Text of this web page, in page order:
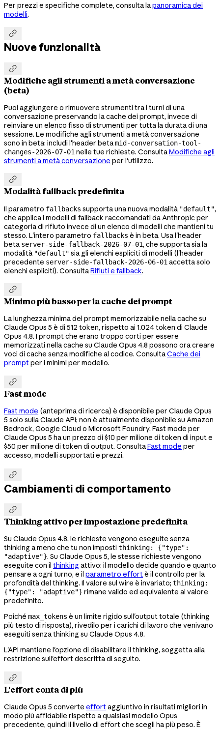
Per prezzi e specifiche complete, consulta lapanoramica dei
modelli.

Nuove funzionalità

Modifiche agli strumenti a metà conversazione
(beta)
Puoi aggiungere o rimuovere strumenti tra i turni di una
conversazione preservando la cache dei prompt, invece di
reinviare un elenco fisso di strumenti per tutta la durata di una
sessione. Le modifiche agli strumenti a metà conversazione
sono in beta: includi l'header betamid-conversation-tool-
changes-2026-07-01 nelle tue richieste. ConsultaModifiche agli
strumenti a metà conversazione per l'utilizzo.

Modalità fallback predefinita
Il parametro fallbacks supporta una nuova modalità "default",
che applica i modelli di fallback raccomandati da Anthropic per
categoria di rifiuto invece di un elenco di modelli che mantieni tu
stesso. L'intero parametro fallbacks è in beta. Usa l'header
beta server-side-fallback-2026-07-01, che supporta sia la
modalità "default" sia gli elenchi espliciti di modelli (l'header
precedente server-side-fallback-2026-06-01 accetta solo
elenchi espliciti). ConsultaRifiuti e fallback.

Minimo più basso per la cache dei prompt
La lunghezza minima del prompt memorizzabile nella cache su
Claude Opus 5 è di 512 token, rispetto ai 1.024 token di Claude
Opus 4.8. I prompt che erano troppo corti per essere
memorizzati nella cache su Claude Opus 4.8 possono ora creare
voci di cache senza modifiche al codice. ConsultaCache dei
promptper i minimi per modello.

Fast mode
Fast mode (anteprima di ricerca) è disponibile per Claude Opus
5 solo sulla Claude API; non è attualmente disponibile su Amazon
Bedrock, Google Cloud o Microsoft Foundry. Fast mode per
Claude Opus 5 ha un prezzo di $10 per milione di token di input e
$50 per milione di token di output. ConsultaFast mode per
accesso, modelli supportati e prezzi.

Cambiamenti di comportamento

Thinking attivo per impostazione predefinita
Su Claude Opus 4.8, le richieste vengono eseguite senza
thinking a meno che tu non imposti thinking: {"type":
"adaptive"}. Su Claude Opus 5, le stesse richieste vengono
eseguite con il thinking attivo: il modello decide quando e quanto
pensare a ogni turno, e il parametro effortè il controllo per la
profondità del thinking. Il valore sul wire è invariato; thinking:
{"type": "adaptive"} rimane valido ed equivalente al valore
predefinito.
Poiché max_tokens è un limite rigido sull'output totale (thinking
più testo di risposta), rivedilo per i carichi di lavoro che venivano
eseguiti senza thinking su Claude Opus 4.8.
L'API mantiene l'opzione di disabilitare il thinking, soggetta alla
restrizione sull'effort descritta di seguito.

L'effort conta di più
Claude Opus 5 converte effortaggiuntivo in risultati migliori in
modo più affidabile rispetto a qualsiasi modello Opus
precedente, quindi il livello di effort che scegli ha più peso. È